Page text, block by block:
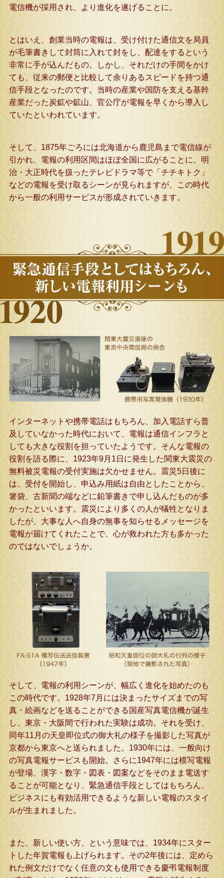
電信機が採用され、より進化を遂げることに。
とはいえ、創業当時の電報は、受け付けた通信文を局員
が毛筆書きして封筒に入れて封をし、配達をするという
非常に手が込んだもの。しかし、それだけの手間をかけ
ても、従来の郵便と比較して余りあるスピードを持つ通
信手段となったのです。当時の産業や国防を支える基幹
産業だった炭鉱や鉱山、官公庁が電報を早くから導入し
ていたといわれています。
そして、1875年ごろには北海道から鹿児島まで電信線が
引かれ、電報の利用区間はほぼ全国に広がることに。明
治・大正時代を扱ったテレビドラマ等で「チチキトク」
などの電報を受け取るシーンが見られますが、この時代
から一般の利用サービスが形成されていきます。
インターネットや携帯電話はもちろん、加入電話すら普
及していなかった時代において、電報は通信インフラと
しても大きな役割を担っていたようです。そんな電報の
役割を語る際に、1923年9月1日に発生した関東大震災の
無料被災電報の受付実施は欠かせません。震災5日後に
は、受付を開始し、申込み用紙は自由としたことから、
箸袋、古新聞の端などに鉛筆書きで申し込んだものが多
かったといいます。震災により多くの人が犠牲となりま
したが、大事な人へ自身の無事を知らせるメッセージを
電報が届けてくれたことで、心が救われた方も多かった
のではないでしょうか。
そして、電報の利用シーンが、幅広く進化を始めたのも
この時代です。1928年7月には決まったサイズまでの写
真・絵画などを送ることができる国産写真電信機が誕生
し、東京・大阪間で行われた実験は成功。それを受け、
同年11月の天皇即位式の御大礼の様子を撮影した写真が
京都から東京へと送られました。1930年には、一般向け
の写真電報サービスも開始。さらに1947年には模写電報
が登場、漢字・数字・図表・図案などをそのまま電送す
ることが可能となり、緊急通信手段としてはもちろん、
ビジネスにも有効活用できるような新しい電報のスタイ
ルが生まれました。
また、新しい使い方、という意味では、1934年にスター
トした年賀電報も上げられます。その2年後には、定めら
れた例文だけでなく任意の文も使用できる慶弔電報制度